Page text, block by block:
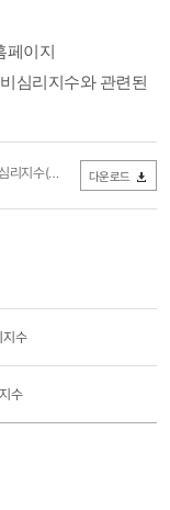
페이지
심리지수와 관련된
자료).hwp (1.12MB
다운로드
지수
수